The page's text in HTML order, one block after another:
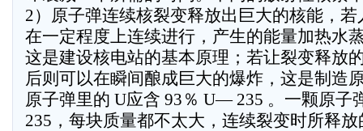
2）原子弹连续核裂变释放出巨大的核能，
在一定程度上连续进行，产生的能量加热水
这是建设核电站的基本原理；若让裂变释放
后则可以在瞬间酿成巨大的爆炸，这是制造
原子弹里的 U应含 93％ U— 235 。一颗原
235，每块质量都不太大，连续裂变时所释